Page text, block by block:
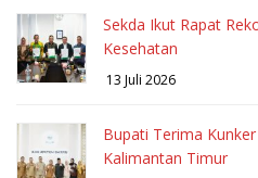
Sekda Ikut Rapat
Kesehatan
13 Juli 2026
Bupati Terima
Kalimantan Timur